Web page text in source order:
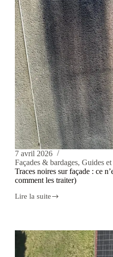
7 avril 2026
Façades & bardages, Guides
Traces noires sur façade : ce
comment les traiter)
Lire la suite